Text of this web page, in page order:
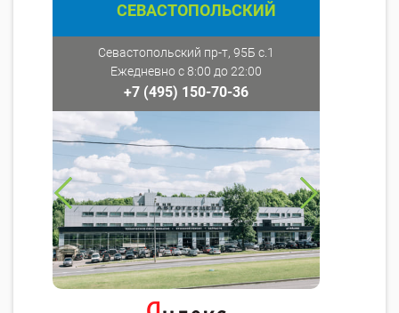
СЕВАСТОПОЛЬСКИЙ
Севастопольский пр-т, 95Б с.1
Ежедневно с 8:00 до 22:00
+7 (495) 150-70-36